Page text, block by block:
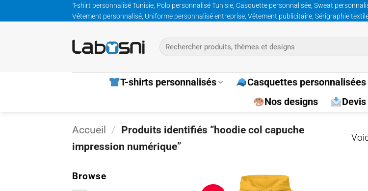
au
T-shirt personnalisé Tunisie, Polo personnalisé Tunisie, Casquette personnalisée, Sweat
Vêtement personnalisé, Uniforme personnalisé entreprise, Vêtement publicitaire, Sérigraphie
Recherche
pour :
T-shirts personnalisés Casquettes personnalisées
Nos designs
Accueil / Produits identifiés “hoodie col capuche
impression numérique”
Browse